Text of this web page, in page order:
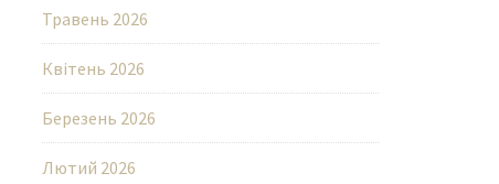
Травень 2026
Квітень 2026
Березень 2026
Лютий 2026